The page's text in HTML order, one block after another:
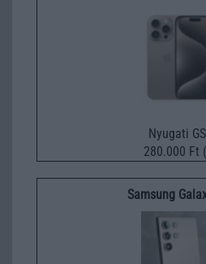
Nyugati
280.000 Ft
Samsung